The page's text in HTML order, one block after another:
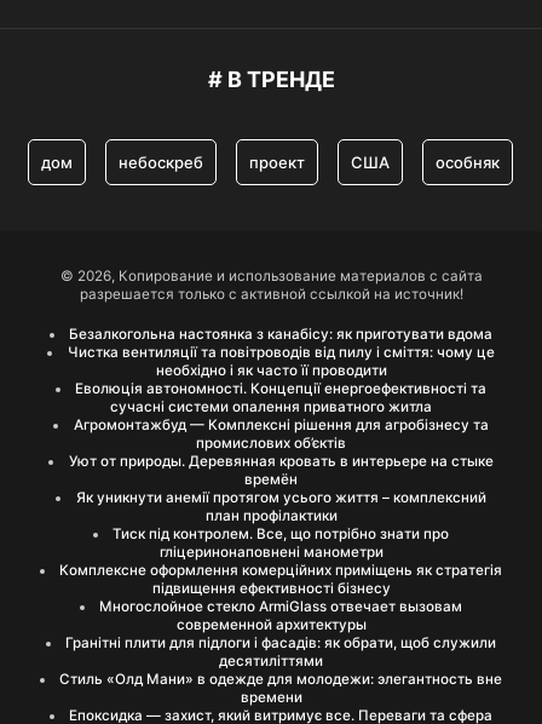
# В ТРЕНДЕ
дом небоскреб проект США особняк
© 2026, Копирование и использование материалов с сайта
разрешается только с активной ссылкой на источник!
Безалкогольна настоянка з канабісу: як приготувати вдома
Чистка вентиляції та повітроводів від пилу і сміття: чому це
необхідно і як часто її проводити
Еволюція автономності. Концепції енергоефективності та
сучасні системи опалення приватного житла
Агромонтажбуд — Комплексні рішення для агробізнесу та
промислових об’єктів
Уют от природы. Деревянная кровать в интерьере на стыке
времён
Як уникнути анемії протягом усього життя – комплексний
план профілактики
Тиск під контролем. Все, що потрібно знати про
гліцеринонаповнені манометри
Комплексне оформлення комерційних приміщень як стратегія
підвищення ефективності бізнесу
Многослойное стекло ArmiGlass отвечает вызовам
современной архитектуры
Гранітні плити для підлоги і фасадів: як обрати, щоб служили
десятиліттями
Стиль «Олд Мани» в одежде для молодежи: элегантность вне
времени
Епоксидка — захист, який витримує все. Переваги та сфера